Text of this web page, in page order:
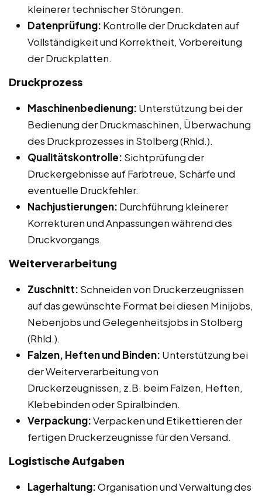
kleinerer technischer Störungen.
Datenprüfung: Kontrolle der Druckdaten auf
Vollständigkeit und Korrektheit, Vorbereitung
der Druckplatten.
Druckprozess
Maschinenbedienung: Unterstützung bei der
Bedienung der Druckmaschinen, Überwachung
des Druckprozesses in Stolberg (Rhld.).
Qualitätskontrolle: Sichtprüfung der
Druckergebnisse auf Farbtreue, Schärfe und
eventuelle Druckfehler.
Nachjustierungen: Durchführung kleinerer
Korrekturen und Anpassungen während des
Druckvorgangs.
Weiterverarbeitung
Zuschnitt: Schneiden von Druckerzeugnissen
auf das gewünschte Format bei diesen Minijobs,
Nebenjobs und Gelegenheitsjobs in Stolberg
(Rhld.).
Falzen, Heften und Binden: Unterstützung bei
der Weiterverarbeitung von
Druckerzeugnissen, z.B. beim Falzen, Heften,
Klebebinden oder Spiralbinden.
Verpackung:Verpacken und Etikettieren der
fertigen Druckerzeugnisse für den Versand.
Logistische Aufgaben
Lagerhaltung:Organisation und Verwaltung des